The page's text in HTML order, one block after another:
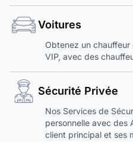
Voitures
Obtenez un
VIP, avec des
Sécurité Privée
Nos Services de
personnelle avec des
client principal et ses